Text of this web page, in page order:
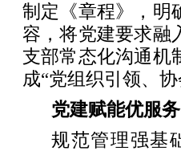
制定《章程》，明
容，将党建要求融
支部常态化沟通机
成“党组织引领、
党建赋能优服
规范管理强基